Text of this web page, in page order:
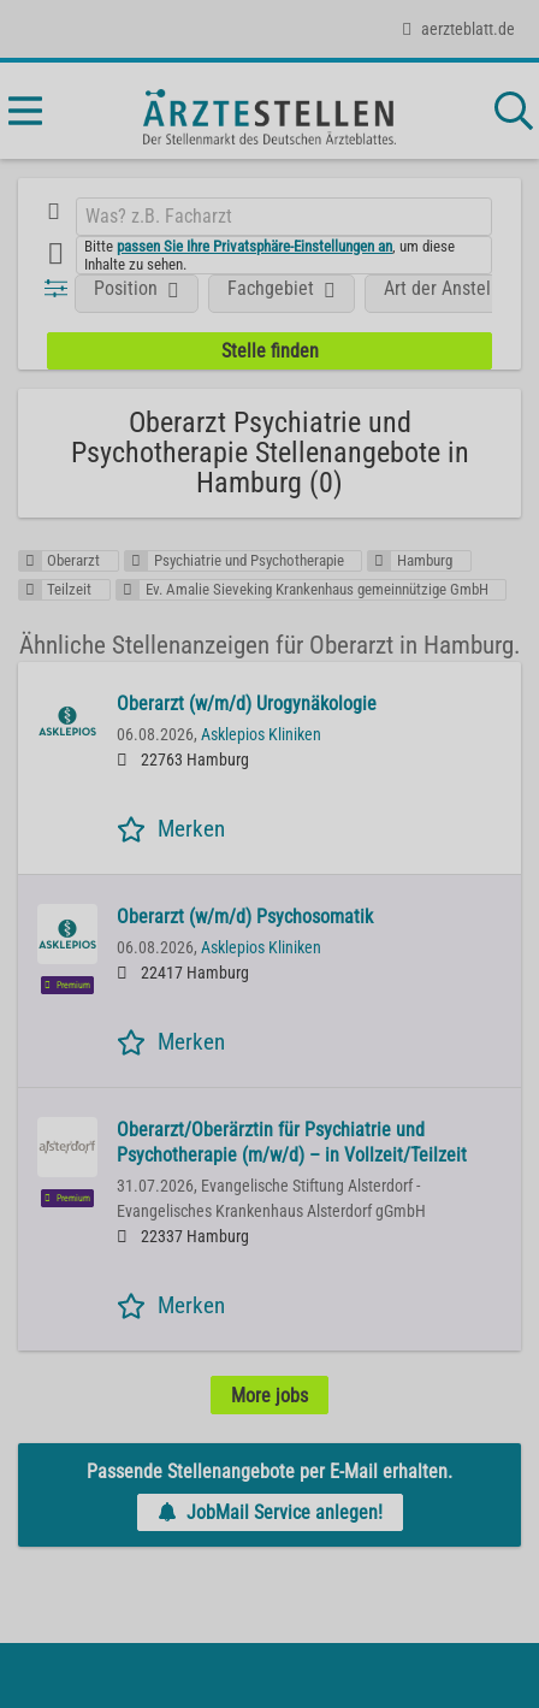
aerzteblatt.de
Bittepassen Sie Ihre Privatsphäre-Einstellungen an , um diese
Inhalte zu sehen.
Position Fachgebiet Art der Anstellung
Oberarzt Psychiatrie und
Psychotherapie Stellenangebote in
Hamburg (0)
Oberarzt Psychiatrie und Psychotherapie
Hamburg
Teilzeit
Ev. Amalie Sieveking Krankenhaus gemeinnützige GmbH
Ähnliche Stellenanzeigen für Oberarzt in Hamburg.
Oberarzt (w/m/d) Urogynäkologie
06.08.2026, Asklepios Kliniken
22763 Hamburg
Merken
Premium
Oberarzt (w/m/d) Psychosomatik
06.08.2026, Asklepios Kliniken
22417 Hamburg
Merken
Premium
Oberarzt/Oberärztin für Psychiatrie und
Psychotherapie (m/w/d) – in Vollzeit/Teilzeit
31.07.2026, Evangelische Stiftung Alsterdorf -
Evangelisches Krankenhaus Alsterdorf gGmbH
22337 Hamburg
Merken
More jobs
Passende Stellenangebote per E-Mail erhalten.
JobMail Service anlegen!